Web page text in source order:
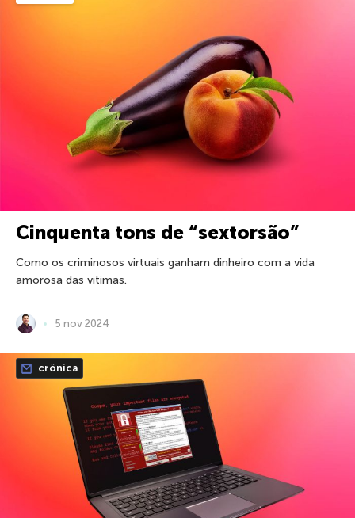
Cinquenta tons de “sextorsão”
Como os criminosos virtuais ganham dinheiro com a vida
amorosa das vítimas.
5 nov 2024
crônica